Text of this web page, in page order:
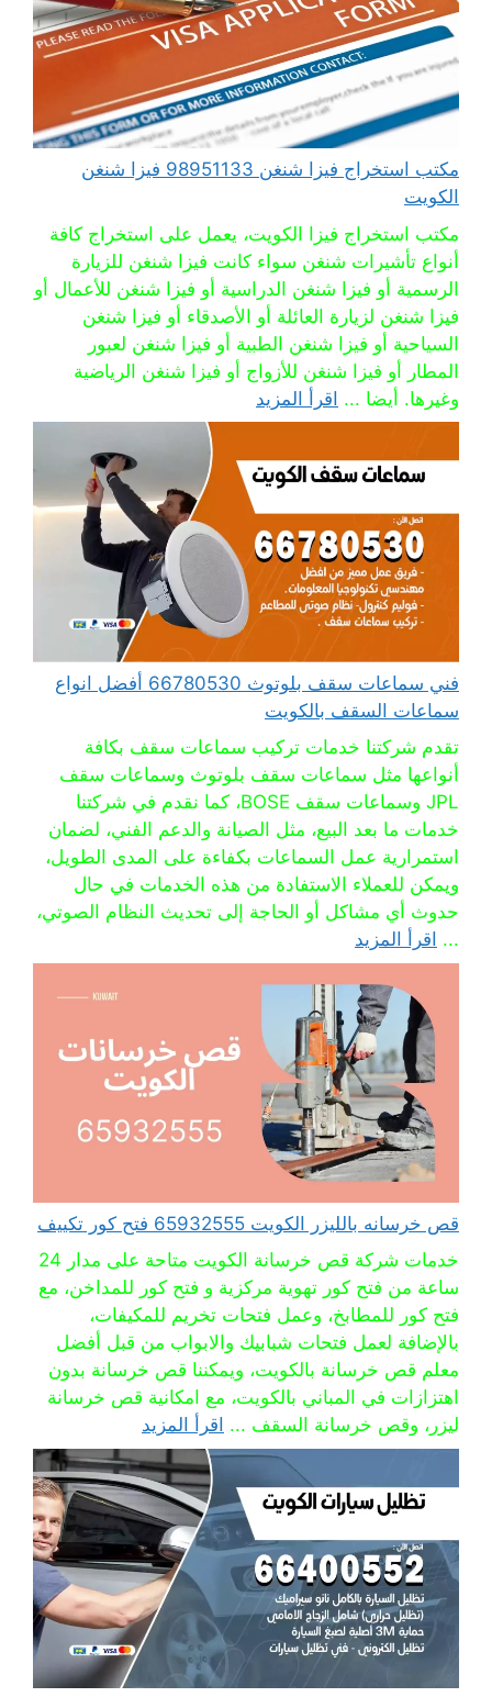
مكتب استخراج فيزا شنغن 98951133 فيزا شنغن
الكويت
مكتب استخراج فيزا الكويت، يعمل على استخراج كافة
أنواع تأشيرات شنغن سواء كانت فيزا شنغن للزيارة
الرسمية أو فيزا شنغن الدراسية أو فيزا شنغن للأعمال أو
فيزا شنغن لزيارة العائلة أو الأصدقاء أو فيزا شنغن
السياحية أو فيزا شنغن الطبية أو فيزا شنغن لعبور
المطار أو فيزا شنغن للأزواج أو فيزا شنغن الرياضية
وغيرها. أيضا ... اقرأ المزيد
فني سماعات سقف بلوتوث 66780530 أفضل انواع
سماعات السقف بالكويت
تقدم شركتنا خدمات تركيب سماعات سقف بكافة
أنواعها مثل سماعات سقف بلوتوث وسماعات سقف
JPL وسماعات سقف BOSE، كما نقدم في شركتنا
خدمات ما بعد البيع، مثل الصيانة والدعم الفني، لضمان
استمرارية عمل السماعات بكفاءة على المدى الطويل،
ويمكن للعملاء الاستفادة من هذه الخدمات في حال
حدوث أي مشاكل أو الحاجة إلى تحديث النظام الصوتي،
... اقرأ المزيد
قص خرسانه بالليزر الكويت 65932555 فتح كور تكييف
خدمات شركة قص خرسانة الكويت متاحة على مدار 24
ساعة من فتح كور تهوية مركزية و فتح كور للمداخن، مع
فتح كور للمطابخ، وعمل فتحات تخريم للمكيفات،
بالإضافة لعمل فتحات شبابيك والابواب من قبل أفضل
معلم قص خرسانة بالكويت، ويمكننا قص خرسانة بدون
اهتزازات في المباني بالكويت، مع امكانية قص خرسانة
ليزر، وقص خرسانة السقف ... اقرأ المزيد